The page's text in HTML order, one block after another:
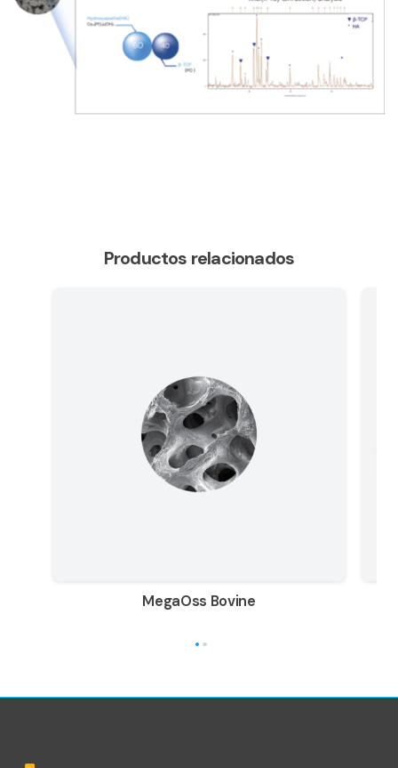
Productos relacionados
MegaOss Bovine